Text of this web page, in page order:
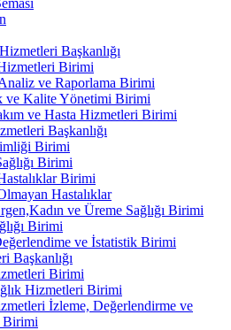
Başkanlığı
Birimi
ve Raporlama Birimi
ve Kalite Yönetimi Birimi
ve Hasta Hizmetleri Birimi
Başkanlığı
Birimi
Birimi
Birimi
Hastalıklar
ve Üreme Sağlığı Birimi
Birimi
ve İstatistik Birimi
Başkanlığı
Birimi
Hizmetleri Birimi
İzleme, Değerlendirme ve
Birimi